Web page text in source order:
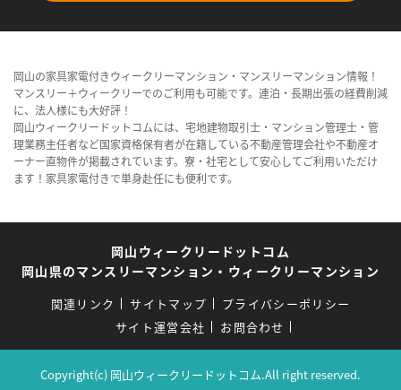
岡山の家具家電付きウィークリーマンション・マンスリーマンション情報！
マンスリー＋ウィークリーでのご利用も可能です。連泊・長期出張の経費削減
に、法人様にも大好評！
岡山ウィークリードットコムには、宅地建物取引士・マンション管理士・管
理業務主任者など国家資格保有者が在籍している不動産管理会社や不動産オ
ーナー直物件が掲載されています。寮・社宅として安心してご利用いただけ
ます！家具家電付きで単身赴任にも便利です。
岡山ウィークリードットコム
岡山県のマンスリーマンション・ウィークリーマンション
関連リンク サイトマップ
プライバシーポリシー
サイト運営会社
お問合わせ
Copyright(c) 岡山ウィークリードットコム.All right reserved.